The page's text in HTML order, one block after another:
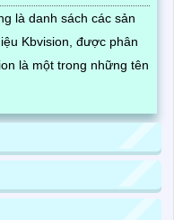
là danh sách các sản
Kbvision, được phân